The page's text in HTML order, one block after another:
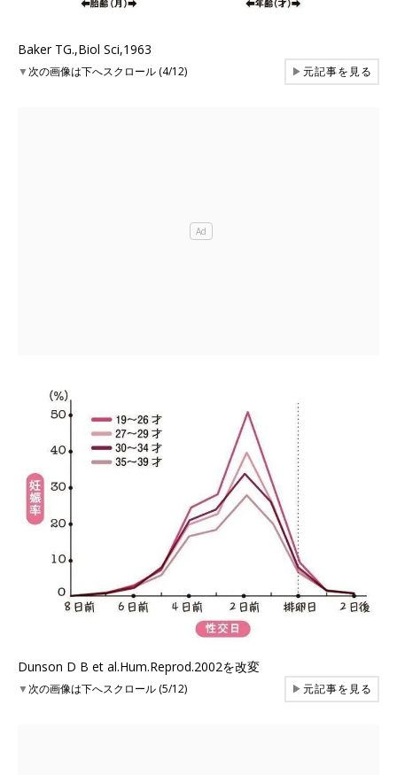
Baker TG.,Biol Sci,1963
▼次の画像は下へスクロール (4/12) ▶元記事を見る
Dunson D B et al.Hum.Reprod.2002を改変
▼次の画像は下へスクロール (5/12) ▶元記事を見る